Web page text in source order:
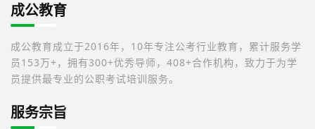
成公教育
成公教育成立于2016年，10年专注公考行业教育，累计服务学
员153万+，拥有300+优秀导师，408+合作机构，致力于为学
员提供最专业的公职考试培训服务。
服务宗旨